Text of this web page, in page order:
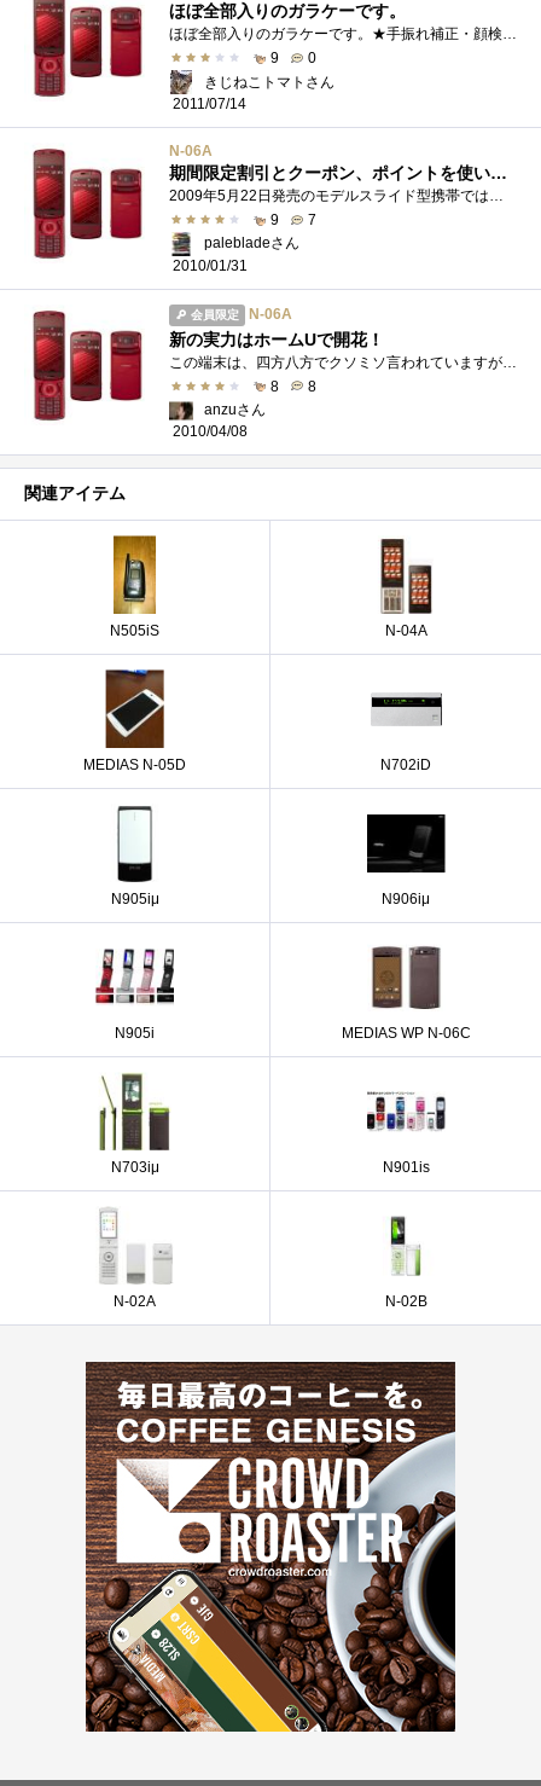
ほぼ全部入りのガラケーです。
ほぼ全部入りのガラケーです。★手振れ補正・顔検出オートフォーカスカメラ（記録画素数約800万画素）★Bluetooth★WiFi★フルブラウザ★ワンセグ�...
9
0
きじねこトマトさん
2011/07/14
N-06A
期間限定割引とクーポン、ポイントを使いまくってIYH!
2009年5月22日発売のモデルスライド型携帯ではなく、表示部分が回るような形でT字型、そしてストレート型に変わります。（T-STYLEというのだそう�...
9
7
palebladeさん
2010/01/31
会員限定 N-06A
新の実力はホームUで開花！
8
8
anzuさん
2010/04/08
関連アイテム
N505iS N-04A
MEDIAS N-05D N702iD
N905iμ N906iμ
N905i MEDIAS WP N-06C
N703iμ N901is
N-02A N-02B